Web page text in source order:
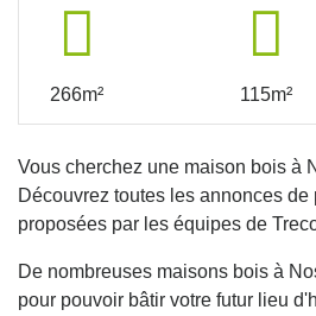
266m² 115m²
Vous cherchez une maison bois à
Découvrez toutes les annonces
proposées par les équipes de
De nombreuses maisons bois à
pour pouvoir bâtir votre futur lieu